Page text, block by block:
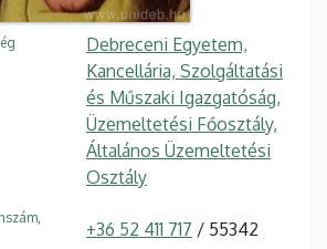
Debreceni Egyetem,
Kancellária, Szolgáltatási
és Műszaki Igazgatóság,
Üzemeltetési Főosztály,
Általános Üzemeltetési
Osztály
+36 52 411 717 / 55342